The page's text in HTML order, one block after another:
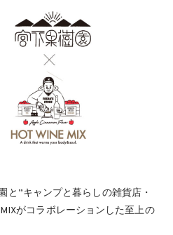
と”キャンプと暮らしの雑貨店・
がコラボレーションした⾄上の